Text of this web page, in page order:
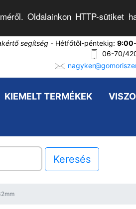
Oldalainkon HTTP-sütiket
segítség - Hétfőtől-péntekig:
06-70/
KIEMELT TERMÉKEK
Keresés